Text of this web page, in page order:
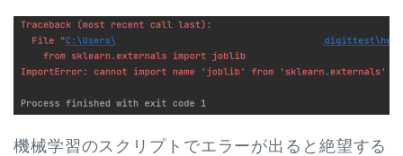
機械学習のスクリプトでエラーが出ると絶望する